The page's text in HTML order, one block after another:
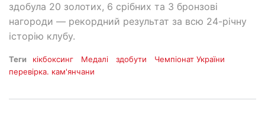
здобула 20 золотих, 6 срібних та 3 бронзові
нагороди — рекордний результат за всю 24-річну
історію клубу.
Теги кікбоксинг Медалі здобути
Чемпіонат України
перевірка. кам'янчани